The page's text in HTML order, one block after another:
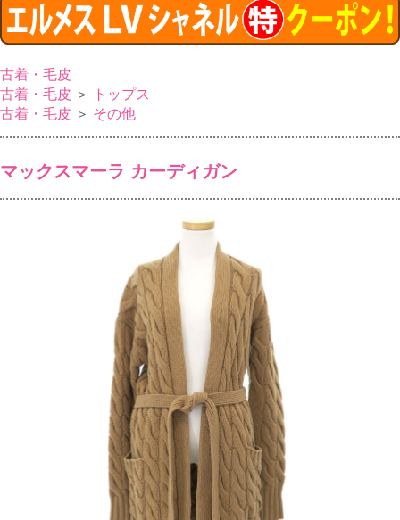
古着・毛皮
古着・毛皮 ＞
トップス
古着・毛皮 ＞ その他
マックスマーラ カーディガン